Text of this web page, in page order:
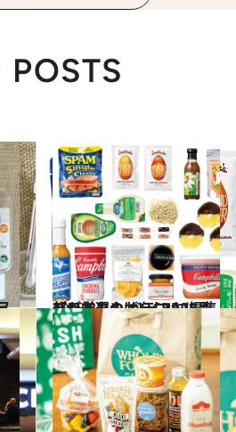
POSTS
2018.8.9
ハワイみやげをCREA編集部が厳選！ バラマキにもぴったりのおいしい28品
旅＆お出かけ